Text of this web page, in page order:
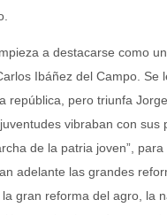
a destacarse como
Ibáñez del Campo. Se
república, pero triunfa
vibraban con sus
de la patria joven”,
adelante las grandes
gran reforma del agro, la